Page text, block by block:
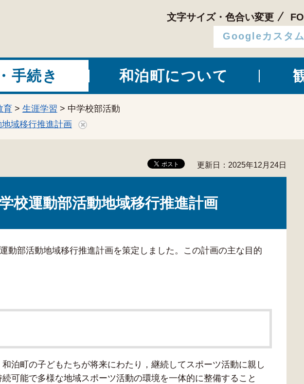
文字サイズ・色合い変更
手続き 和泊町について
育> 生涯学習 > 中学校部活動
域移行推進計画
更新日：2025年12月24日
校運動部活動地域移行推進計画
動部活動地域移行推進計画を策定しました。この計画の主な目的
泊町の子どもたちが将来にわたり，継続してスポーツ活動に親し
可能で多様な地域スポーツ活動の環境を一体的に整備すること